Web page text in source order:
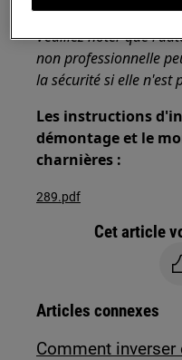
Veuillez noter que
non professionnelle
la sécurité si elle n'est
Les instructions
démontage et le
charnières :
289.pdf
Cet article
Articles connexes
Comment